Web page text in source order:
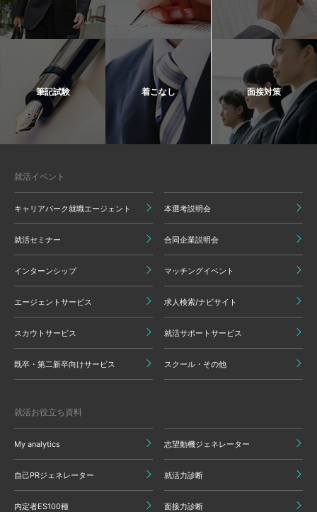
筆記試験 着こなし 面接対策
就活イベント
キャリアパーク就職エージェント 本選考説明会
就活セミナー 合同企業説明会
インターンシップ マッチングイベント
エージェントサービス 求人検索/ナビサイト
スカウトサービス 就活サポートサービス
既卒・第二新卒向けサービス スクール・その他
就活お役立ち資料
My analytics 志望動機ジェネレーター
自己PRジェネレーター 就活力診断
内定者ES100種 面接力診断